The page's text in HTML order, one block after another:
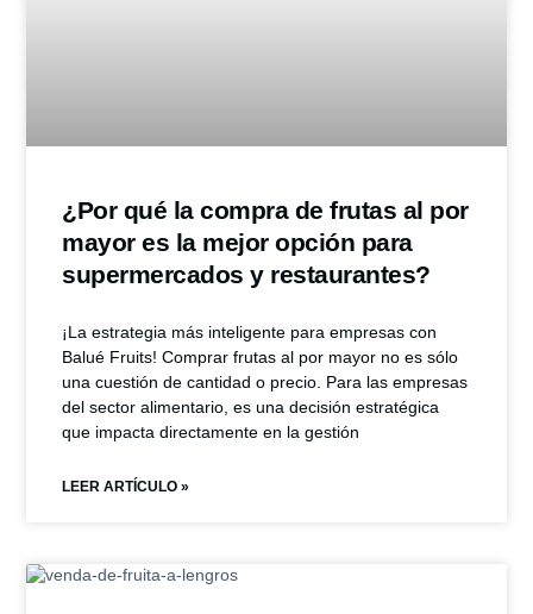
¿Por qué la compra de frutas al por
mayor es la mejor opción para
supermercados y restaurantes?
¡La estrategia más inteligente para empresas con
Balué Fruits! Comprar frutas al por mayor no es sólo
una cuestión de cantidad o precio. Para las empresas
del sector alimentario, es una decisión estratégica
que impacta directamente en la gestión
LEER ARTÍCULO »